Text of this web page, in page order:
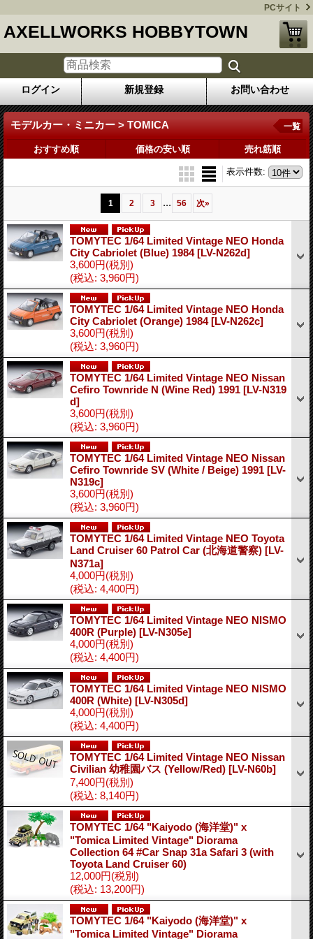
PCサイト
AXELLWORKS HOBBYTOWN
ログイン 新規登録 お問い合わせ
モデルカー・ミニカー > TOMICA 一覧
おすすめ順 価格の安い順 売れ筋順
表示件数:
1 2 3 ... 56 次»
TOMYTEC 1/64 Limited Vintage NEO Honda
City Cabriolet (Blue) 1984[LV-N262d]
3,600円(税別)
(税込: 3,960円)
TOMYTEC 1/64 Limited Vintage NEO Honda
City Cabriolet (Orange) 1984[LV-N262c]
3,600円(税別)
(税込: 3,960円)
TOMYTEC 1/64 Limited Vintage NEO Nissan
Cefiro Townride N (Wine Red) 1991 [LV-N319
d]
3,600円(税別)
(税込: 3,960円)
TOMYTEC 1/64 Limited Vintage NEO Nissan
Cefiro Townride SV (White / Beige) 1991 [LV-
N319c]
3,600円(税別)
(税込: 3,960円)
TOMYTEC 1/64 Limited Vintage NEO Toyota
Land Cruiser 60 Patrol Car (北海道警察) [LV-
N371a]
4,000円(税別)
(税込: 4,400円)
TOMYTEC 1/64 Limited Vintage NEO NISMO
400R (Purple) [LV-N305e]
4,000円(税別)
(税込: 4,400円)
TOMYTEC 1/64 Limited Vintage NEO NISMO
400R (White) [LV-N305d]
4,000円(税別)
(税込: 4,400円)
TOMYTEC 1/64 Limited Vintage NEO Nissan
Civilian 幼稚園バス (Yellow/Red) [LV-N60b]
7,400円(税別)
(税込: 8,140円)
TOMYTEC 1/64 "Kaiyodo (海洋堂)" x
"Tomica Limited Vintage" Diorama
Collection 64 #Car Snap 31a Safari 3 (with
Toyota Land Cruiser 60)
12,000円(税別)
(税込: 13,200円)
TOMYTEC 1/64 "Kaiyodo (海洋堂)" x
"Tomica Limited Vintage" Diorama